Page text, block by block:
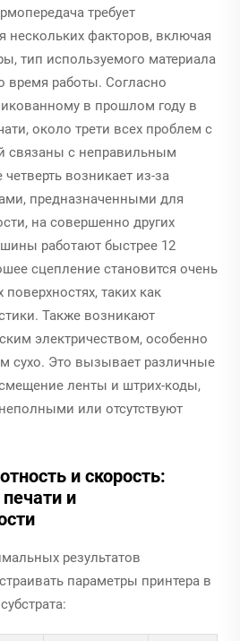
требует
нескольких факторов, включая
тип используемого материала
время работы. Согласно
в прошлом году в
около трети всех проблем с
связаны с неправильным
возникает из-за
предназначенными для
на совершенно других
работают быстрее 12
сцепление становится очень
таких как
Также возникают
электричеством, особенно
сухо. Это вызывает различные
ленты и штрих-коды,
или отсутствуют
и скорость:
и
результатов
параметры принтера в